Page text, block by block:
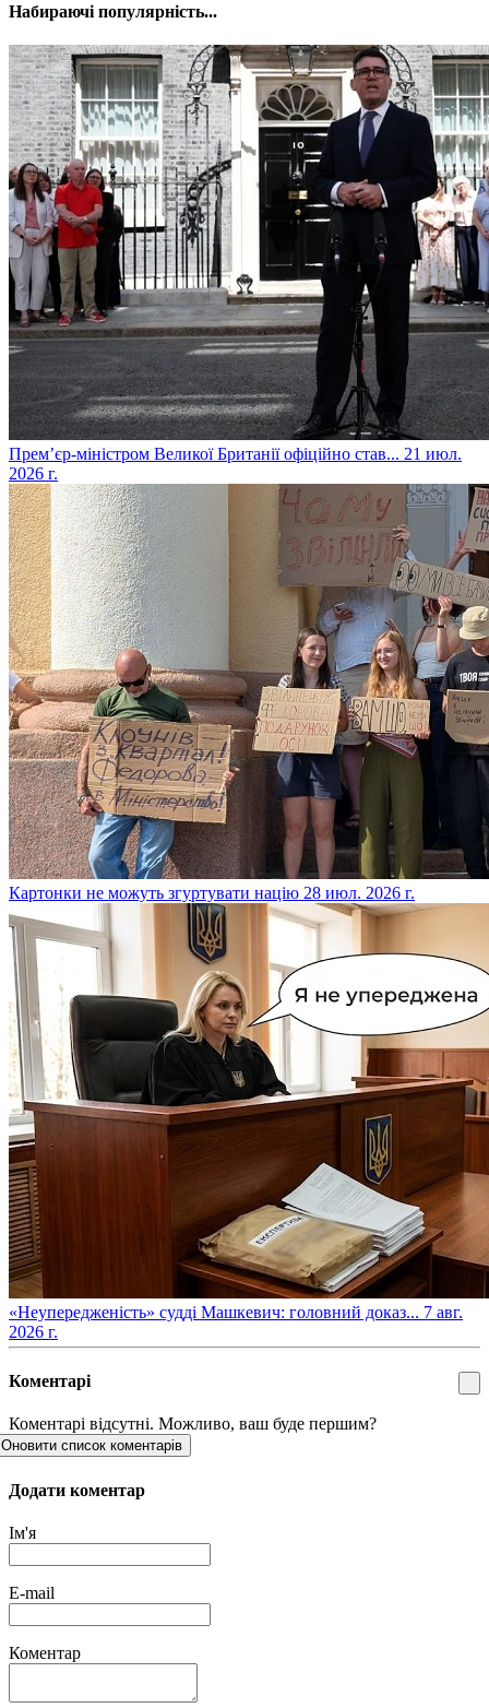
Набираючі популярність...
​Прем’єр-міністром Великої Британії офіційно став... 21 июл.
2026 г.
​Картонки не можуть згуртувати націю 28 июл. 2026 г.
​«Неупередженість» судді Машкевич: головний доказ... 7 авг.
2026 г.
Коментарі
Коментарі відсутні. Можливо, ваш буде першим?
Оновити список коментарів
Додати коментар
Ім'я
E-mail
Коментар